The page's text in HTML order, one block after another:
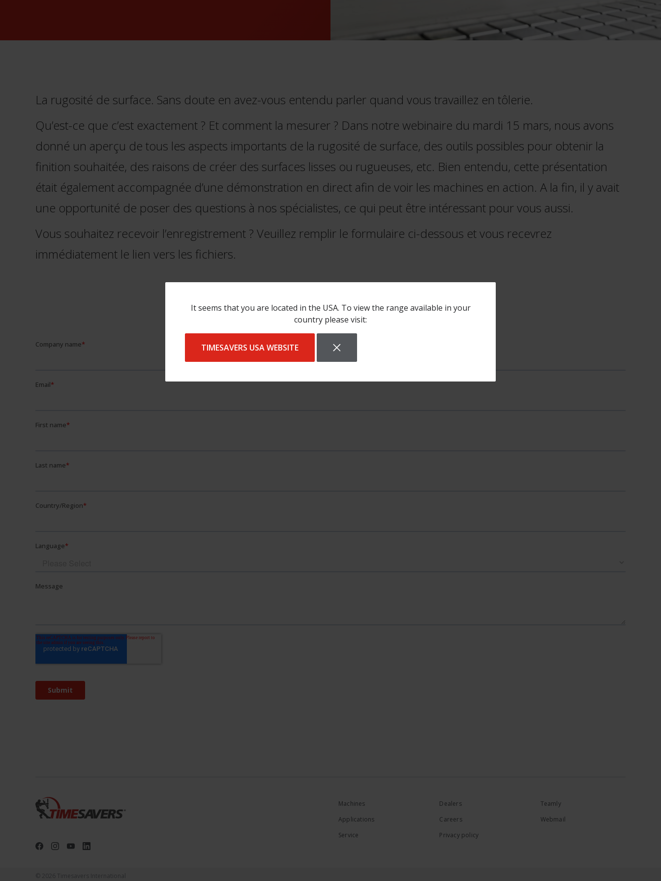
It seems that you are located in the USA. To view the range available in your
country please visit:
TIMESAVERS USA WEBSITE
La rugosité de surface. Sans doute en avez-vous entendu parler quand vous travaillez en tôlerie.
Qu’est-ce que c’est exactement ? Et comment la mesurer ? Dans notre webinaire du mardi 15 mars, nous avons
donné un aperçu de tous les aspects importants de la rugosité de surface, des outils possibles pour obtenir la
finition souhaitée, des raisons de créer des surfaces lisses ou rugueuses, etc. Bien entendu, cette présentation
était également accompagnée d’une démonstration en direct afin de voir les machines en action. A la fin, il y avait
une opportunité de poser des questions à nos spécialistes, ce qui peut être intéressant pour vous aussi.
Vous souhaitez recevoir l’enregistrement ? Veuillez remplir le formulaire ci-dessous et vous recevrez
immédiatement le lien vers les fichiers.
Machines
Applications
Service
Dealers
Careers
Privacy policy
Teamly
Webmail
© 2026 Timesavers International